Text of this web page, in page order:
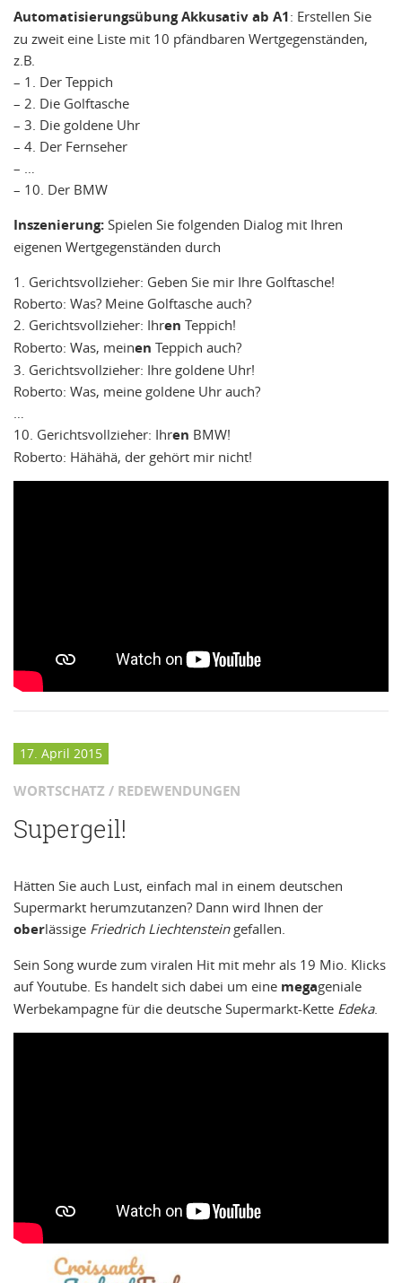
Automatisierungsübung Akkusativ ab A1: Erstellen Sie
zu zweit eine Liste mit 10 pfändbaren Wertgegenständen,
z.B.
– 1. Der Teppich
– 2. Die Golftasche
– 3. Die goldene Uhr
– 4. Der Fernseher
– …
– 10. Der BMW
Inszenierung: Spielen Sie folgenden Dialog mit Ihren
eigenen Wertgegenständen durch
1. Gerichtsvollzieher: Geben Sie mir Ihre Golftasche!
Roberto: Was? Meine Golftasche auch?
2. Gerichtsvollzieher: Ihren Teppich!
Roberto: Was, meinen Teppich auch?
3. Gerichtsvollzieher: Ihre goldene Uhr!
Roberto: Was, meine goldene Uhr auch?
10. Gerichtsvollzieher: Ihren BMW!
Roberto: Hähähä, der gehört mir nicht!
17. April 2015
WORTSCHATZ / REDEWENDUNGEN
Supergeil!
Hätten Sie auch Lust, einfach mal in einem deutschen
Supermarkt herumzutanzen? Dann wird Ihnen der
oberlässige Friedrich Liechtensteingefallen.
Sein Song wurde zum viralen Hit mit mehr als 19 Mio. Klicks
auf Youtube. Es handelt sich dabei um eine megageniale
Werbekampagne für die deutsche Supermarkt-Kette Edeka.